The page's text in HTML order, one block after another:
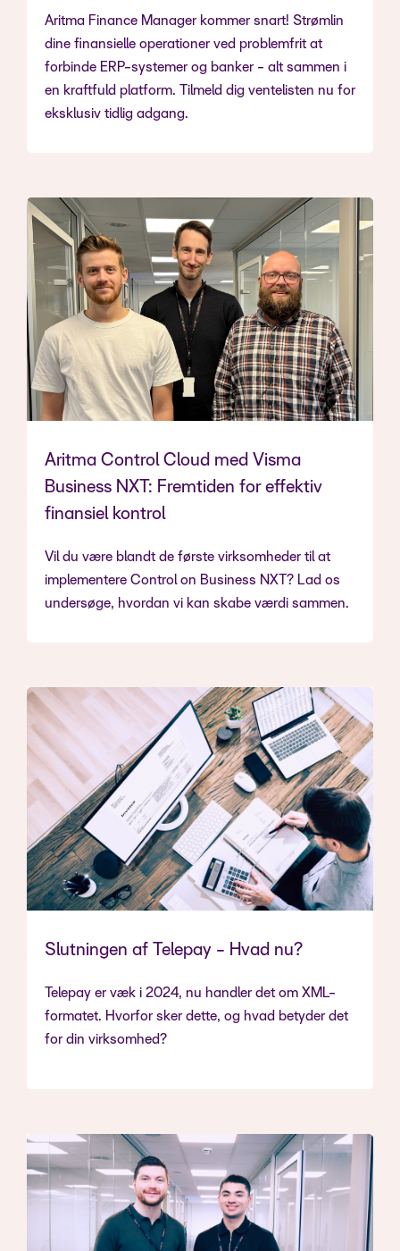
Aritma Finance Manager kommer snart! Strømlin
dine finansielle operationer ved problemfrit at
forbinde ERP-systemer og banker - alt sammen i
en kraftfuld platform. Tilmeld dig ventelisten nu for
eksklusiv tidlig adgang.
Aritma Control Cloud med Visma
Business NXT: Fremtiden for effektiv
finansiel kontrol
Vil du være blandt de første virksomheder til at
implementere Control on Business NXT? Lad os
undersøge, hvordan vi kan skabe værdi sammen.
Slutningen af Telepay - Hvad nu?
Telepay er væk i 2024, nu handler det om XML-
formatet. Hvorfor sker dette, og hvad betyder det
for din virksomhed?